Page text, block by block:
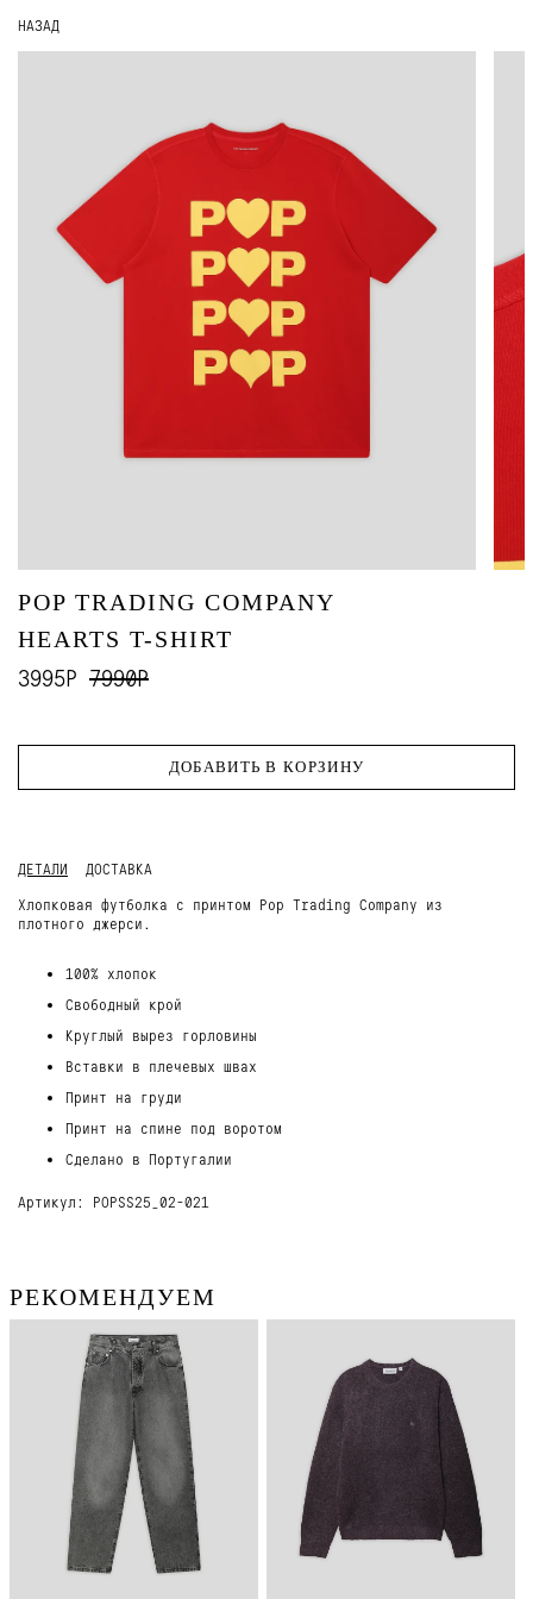
НАЗАД
POP TRADING COMPANY
HEARTS T-SHIRT
3995Р 7990Р
ДОБАВИТЬ В КОРЗИНУ
ДЕТАЛИ
ДОСТАВКА
Хлопковая футболка с принтом Pop Trading Company из
плотного джерси.
100% хлопок
Свободный крой
Круглый вырез горловины
Вставки в плечевых швах
Принт на груди
Принт на спине под воротом
Сделано в Португалии
Артикул: POPSS25_02-021
РЕКОМЕНДУЕМ